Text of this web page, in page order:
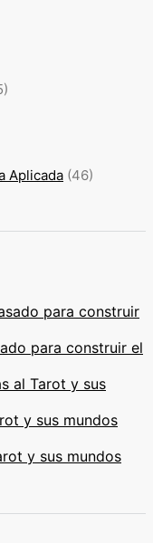
Aplicada (46)
para construir
para construir el
al Tarot y sus
y sus mundos
y sus mundos